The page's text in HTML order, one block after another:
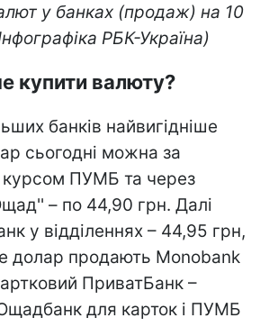
у банках (продаж) на 10
РБК-Україна)
купити валюту?
банків найвигідніше
сьогодні можна за
курсом ПУМБ та через
– по 44,90 грн. Далі
у відділеннях – 44,95 грн,
долар продають Monobank
ПриватБанк –
для карток і ПУМБ